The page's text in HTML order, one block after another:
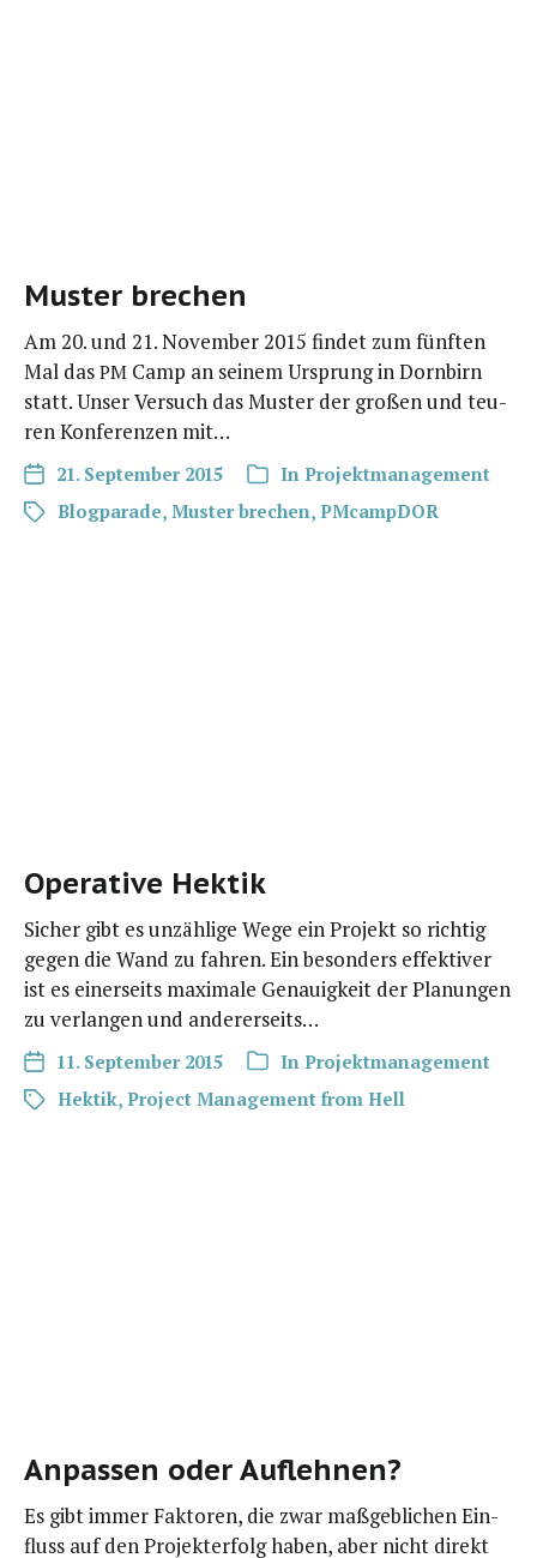
Muster brechen
Am 20. und 21. Novem­ber 2015 fin­det zum fünf­ten
Mal das PM Camp an sei­nem Ursprung in Dorn­birn
statt. Unser Ver­such das Mus­ter der gro­ßen und teu­
ren Kon­fe­ren­zen mit…
21. September 2015 In Projektmanagement
Blogparade, Muster brechen, PMcampDOR
Operative Hektik
Sicher gibt es unzäh­li­ge Wege ein Pro­jekt so rich­tig
gegen die Wand zu fah­ren. Ein beson­ders effek­ti­ver
ist es einer­seits maxi­ma­le Genau­ig­keit der Pla­nun­gen
zu ver­lan­gen und andererseits…
11. September 2015 In Projektmanagement
Hektik, Project Management from Hell
Anpassen oder Auflehnen?
Es gibt immer Fak­to­ren, die zwar maß­geb­li­chen Ein­
fluss auf den Pro­jekt­er­folg haben, aber nicht direkt